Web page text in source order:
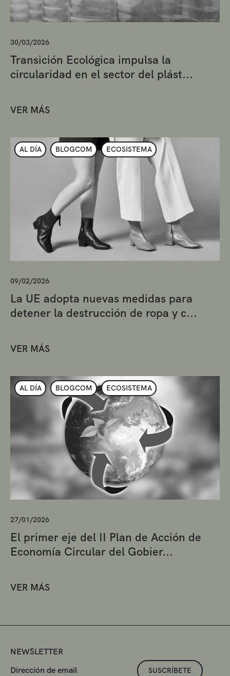
30/03/2026
Transición Ecológica impulsa la
circularidad en el sector del plást...
VER MÁS
AL DÍA BLOGCOM ECOSISTEMA
09/02/2026
La UE adopta nuevas medidas para
detener la destrucción de ropa y c...
VER MÁS
AL DÍA BLOGCOM ECOSISTEMA
27/01/2026
El primer eje del II Plan de Acción de
Economía Circular del Gobier...
VER MÁS
NEWSLETTER
SUSCRÍBETE